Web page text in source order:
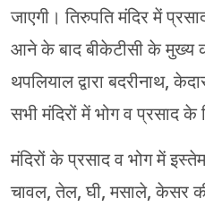
जाएगी। तिरुपति मंदिर में
आने के बाद बीकेटीसी के मुख्य
थपलियाल द्वारा बदरीनाथ,
सभी मंदिरों में भोग व प्रसाद
मंदिरों के प्रसाद व भोग में
चावल, तेल, घी, मसाले, केसर